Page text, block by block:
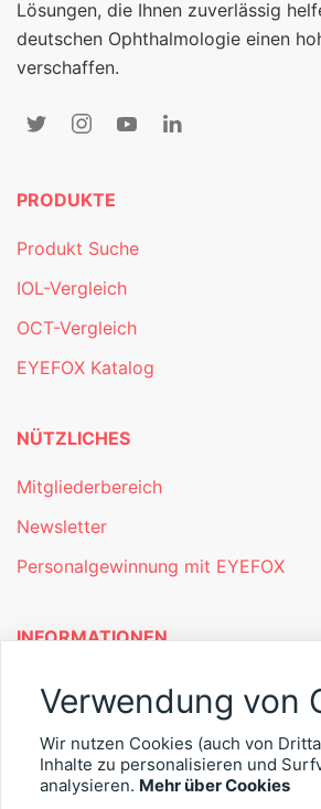
Lösungen, die Ihnen zuverlässig
deutschen Ophthalmologie einen
verschaffen.
PRODUKTE
Produkt Suche
IOL-Vergleich
OCT-Vergleich
EYEFOX Katalog
NÜTZLICHES
Mitgliederbereich
Newsletter
Personalgewinnung mit EYEFOX
INFORMATIONEN
Was ist EYEFOX – Ihre
Kontakt
Verwendung von
Wir nutzen Cookies (auch von
Inhalte zu personalisieren und
analysieren. Mehr über Cookies